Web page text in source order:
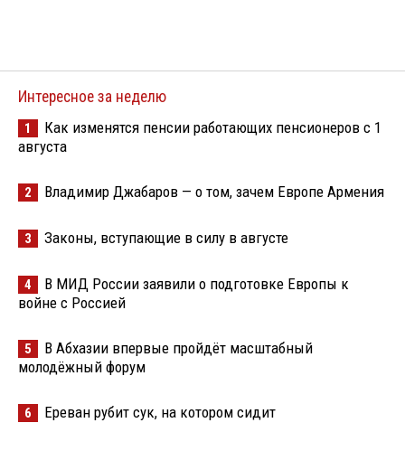
Интересное за неделю
1
Как изменятся пенсии работающих пенсионеров с 1
августа
2 Владимир Джабаров — о том, зачем Европе Армения
3 Законы, вступающие в силу в августе
4
В МИД России заявили о подготовке Европы к
войне с Россией
5
В Абхазии впервые пройдёт масштабный
молодёжный форум
6 Ереван рубит сук, на котором сидит